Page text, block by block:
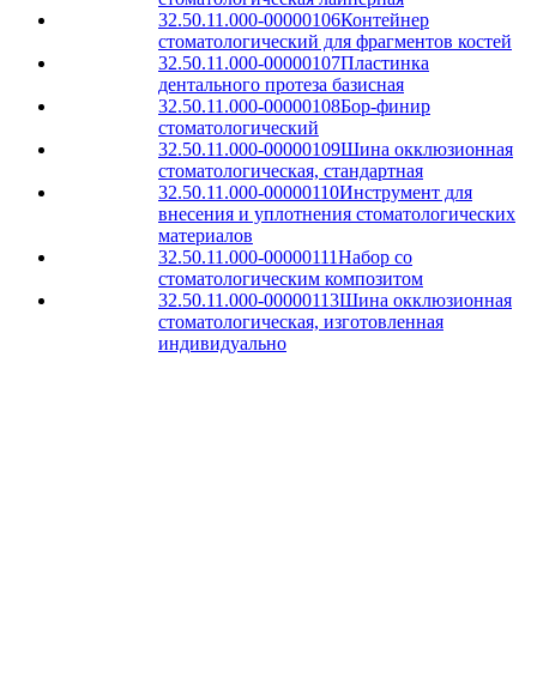
32.50.11.000-00000106Контейнер
стоматологический для фрагментов костей
32.50.11.000-00000107Пластинка
дентального протеза базисная
32.50.11.000-00000108Бор-финир
стоматологический
32.50.11.000-00000109Шина окклюзионная
стоматологическая, стандартная
32.50.11.000-00000110Инструмент для
внесения и уплотнения стоматологических
материалов
32.50.11.000-00000111Набор со
стоматологическим композитом
32.50.11.000-00000113Шина окклюзионная
стоматологическая, изготовленная
индивидуально